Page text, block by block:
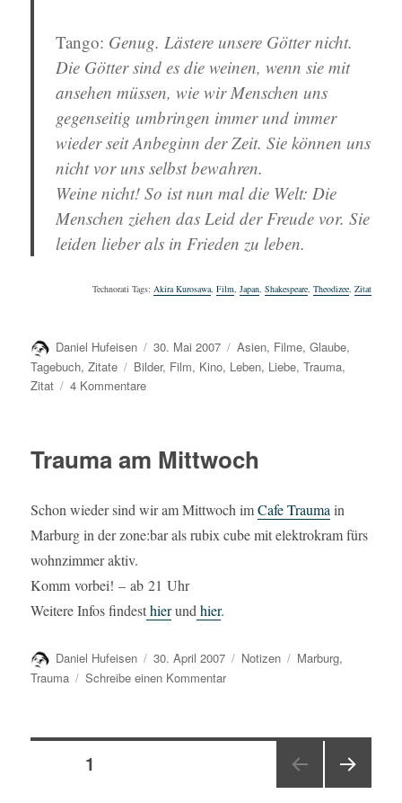
Tango: Genug. Lästere unsere Götter nicht.
Die Götter sind es die weinen, wenn sie mit
ansehen müssen, wie wir Menschen uns
gegenseitig umbringen immer und immer
wieder seit Anbeginn der Zeit. Sie können uns
nicht vor uns selbst bewahren.
Weine nicht! So ist nun mal die Welt: Die
Menschen ziehen das Leid der Freude vor. Sie
leiden lieber als in Frieden zu leben.
Technorati Tags: Akira Kurosawa, Film Japan, Shakespeare, Theodizee, Zitat
Autor
Daniel Hufeisen
Veröffentlicht
am
30. Mai 2007 Kategorien
Asien, Filme,Glaube,
Tagebuch,Zitate Schlagwörter
Bilder, Film, Kino, Leben, Liebe,Trauma,
Zitat
4 Kommentarezu
die
Trauma am Mittwoch
Schon wieder sind wir am Mittwoch imCafe Traumain
Marburg in der zone:bar als rubix cube mit elektrokram fürs
wohnzimmer aktiv.
Komm vorbei! – ab 21 Uhr
Weitere Infos findesthierundhier.
Autor
Daniel Hufeisen
Veröffentlicht
am
30. April 2007 Kategorien
Notizen Schlagwörter
Marburg,
Trauma
Schreibe einen Kommentarzu
Mittwoch
Seitennummerierung
1